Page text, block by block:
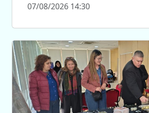
07/08/2026 14:30